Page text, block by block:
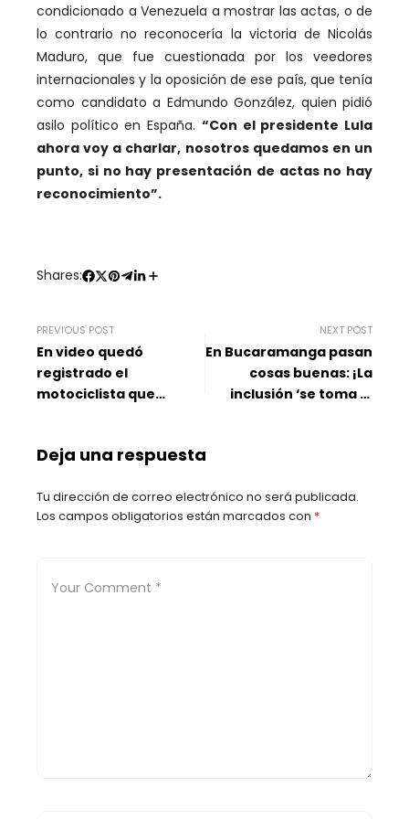
condicionado a Venezuela a mostrar las actas, o de
lo contrario no reconocería la victoria de Nicolás
Maduro, que fue cuestionada por los veedores
internacionales y la oposición de ese país, que tenía
como candidato a Edmundo González, quien pidió
asilo político en España. “Con el presidente Lula
ahora voy a charlar, nosotros quedamos en un
punto, si no hay presentación de actas no hay
reconocimiento”.
Shares:
PREVIOUS POST
En video quedó
registrado el
motociclista que
Floridablanca:
recompensa
NEXT POST
En Bucaramanga pasan
cosas buenas: ¡La
inclusión ‘se toma la
Deja una respuesta
Tu dirección de correo electrónico no será publicada.
Los campos obligatorios están marcados con *